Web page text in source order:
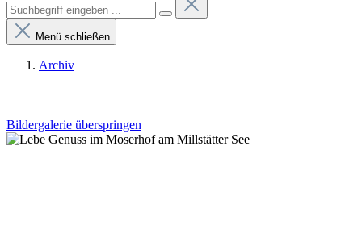
Menü schließen
Archiv
Bildergalerie überspringen